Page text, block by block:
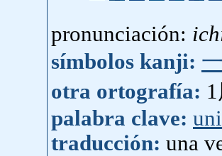
pronunciación:
símbolos kanji:
otra ortografía:
palabra clave:
traducción: una